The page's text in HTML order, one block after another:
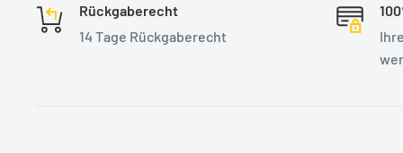
Rückgaberecht
14 Tage Rückgaberecht